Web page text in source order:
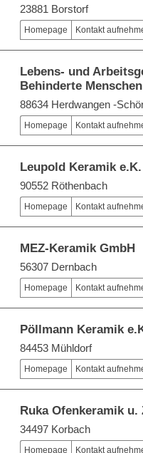
23881 Borstorf
Homepage Kontakt
Lebens- und
Behinderte Menschen
88634 Herdwangen -
Homepage Kontakt
Leupold Keramik e.K.
90552 Röthenbach
Homepage Kontakt
MEZ-Keramik GmbH
56307 Dernbach
Homepage Kontakt
Pöllmann Keramik
84453 Mühldorf
Homepage Kontakt
Ruka Ofenkeramik u.
34497 Korbach
Homepage Kontakt